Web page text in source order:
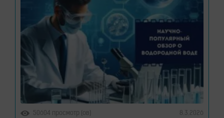
50604 просмотр (ов) 8.3.2026